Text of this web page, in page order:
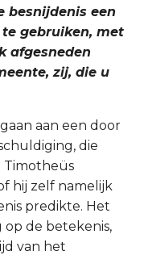
besnijdenis een
gebruiken, met
afgesneden
zij, die u
aan een door
die
Timotheüs
hij zelf namelijk
predikte. Het
de betekenis,
van het